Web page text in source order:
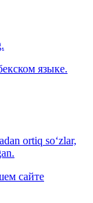
языке.
ortiq so‘zlar,
сайте